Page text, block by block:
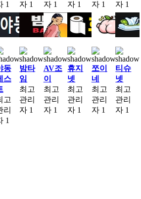
1
자 1
자 1
자 1
자 1
자 1
동
스
고
리
1
밤타
임
최고
관리
자 1
AV조
이
최고
관리
자 1
휴지
넷
최고
관리
자 1
쪼이
네
최고
관리
자 1
티슈
넷
최고
관리
자 1